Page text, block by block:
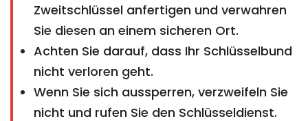
Zweitschlüssel anfertigen und verwahren
Sie diesen an einem sicheren Ort.
Achten Sie darauf, dass Ihr Schlüsselbund
nicht verloren geht.
Wenn Sie sich aussperren, verzweifeln Sie
nicht und rufen Sie den Schlüsseldienst.